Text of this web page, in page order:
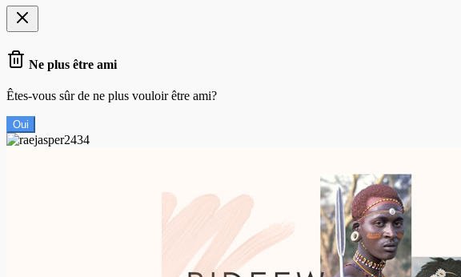
Ne plus être ami
Êtes-vous sûr de ne plus vouloir être ami?
Oui